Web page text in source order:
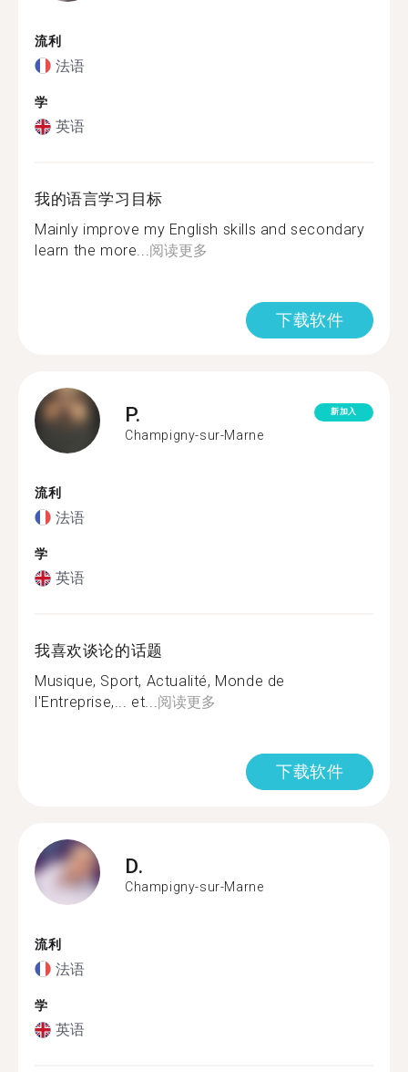
流利
法语
学
英语
我的语言学习目标
Mainly improve my English skills and secondary
learn the more...阅读更多
下载软件
P.
Champigny-sur-Marne
新加入
流利
法语
学
英语
我喜欢谈论的话题
Musique, Sport, Actualité, Monde de
l'Entreprise,... et...阅读更多
下载软件
D.
Champigny-sur-Marne
流利
法语
学
英语